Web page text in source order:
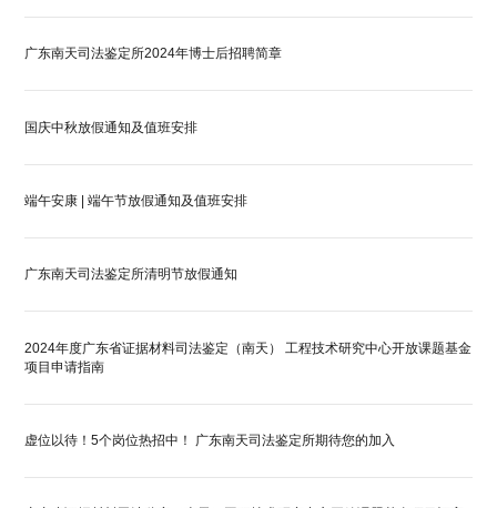
广东南天司法鉴定所2024年博士后招聘简章
国庆中秋放假通知及值班安排
端午安康 | 端午节放假通知及值班安排
广东南天司法鉴定所清明节放假通知
2024年度广东省证据材料司法鉴定（南天） 工程技术研究中心开放课题基金
项目申请指南
虚位以待！5个岗位热招中！ 广东南天司法鉴定所期待您的加入